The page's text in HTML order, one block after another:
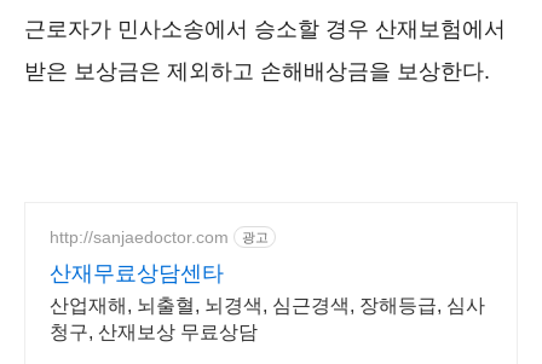
근로자가 민사소송에서 승소할 경우 산재보험에서
받은 보상금은 제외하고 손해배상금을 보상한다.
http://sanjaedoctor.com 광고
산재무료상담센타
산업재해, 뇌출혈, 뇌경색, 심근경색, 장해등급, 심사
청구, 산재보상 무료상담